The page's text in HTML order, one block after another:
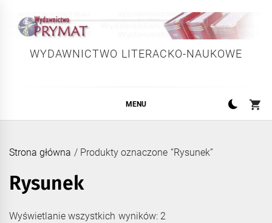
content
WYDAWNICTWO LITERACKO-NAUKOWE
MENU
Strona główna / Produkty oznaczone “Rysunek”
Rysunek
Wyświetlanie wszystkich wyników: 2Posortowane